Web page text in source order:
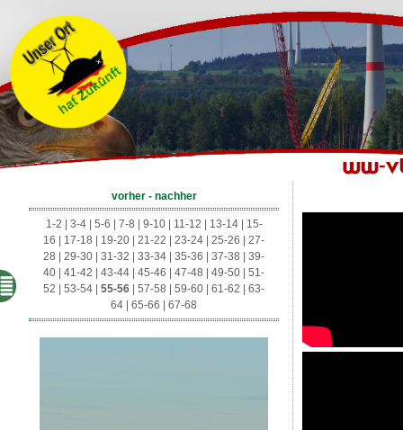
vorher - nachher
1-2 | 3-4| 5-6 | 7-8 | 9-10| 11-12 | 13-14| 15-
16 | 17-18 | 19-20 | 21-22 | 23-24 | 25-26 | 27-
28 | 29-30 |31-32 |33-34 |35-36 |37-38 |39-
40 |41-42 |43-44 |45-46 |47-48 |49-50 |51-
52 |53-54 |55-56 |57-58 |59-60 |61-62 |63-
64 |65-66 |67-68